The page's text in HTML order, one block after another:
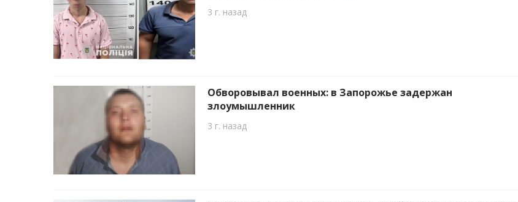
3 г. назад
Обворовывал военных: в Запорожье задержан
злоумышленник
3 г. назад